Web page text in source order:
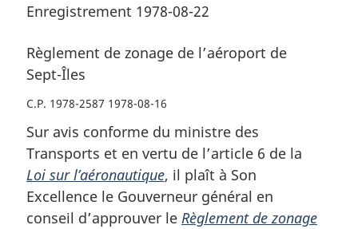
Enregistrement 1978-08-22
Règlement de zonage de l’aéroport de
Sept-Îles
C.P. 1978-2587 1978-08-16
Sur avis conforme du ministre des
Transports et en vertu de l’article 6 de la
Loi sur l’aéronautique, il plaît à Son
Excellence le Gouverneur général en
conseil d’approuver le Règlement de zonage